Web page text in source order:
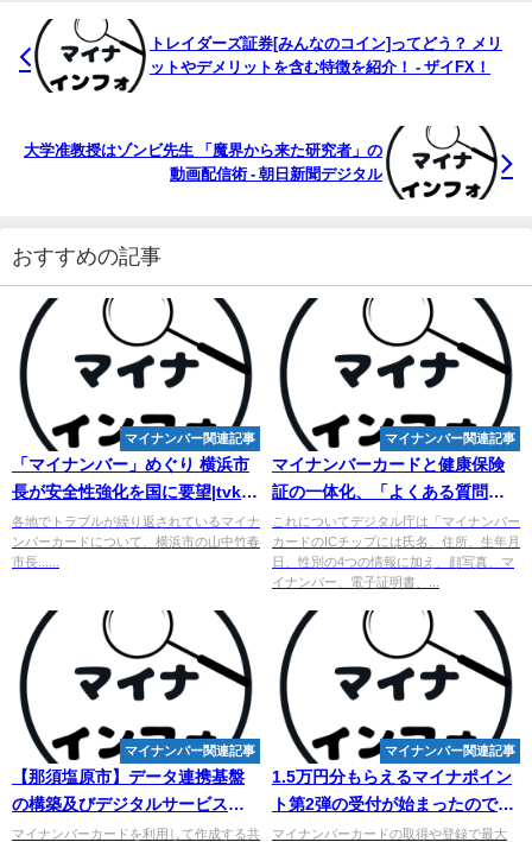
トレイダーズ証券[みんなのコイン]ってどう？ メリ
ットやデメリットを含む特徴を紹介！ - ザイFX！
大学准教授はゾンビ先生 「魔界から来た研究者」の
動画配信術 - 朝日新聞デジタル
おすすめの記事
マイナンバー関連記事
「マイナンバー 」めぐり 横浜市
長が安全性強化を国に要望|tvk
NEWS WALL
各地でトラブルが繰り返されているマイナ
ンバーカードについて、横浜市の山中竹春
市長......
マイナンバー関連記事
マイナンバーカードと健康保険
証の一体化、「よくある質問」
をデジタル庁が公開 - Yahoo!ニ
ュース
これについてデジタル庁は「マイナンバー
カードのICチップには氏名、住所、生年月
日、性別の4つの情報に加え、顔写真、マ
イナンバー、電子証明書、...
マイナンバー関連記事
【那須塩原市】データ連携基盤
の構築及びデジタルサービスと
の連携開始 - PR TIMES
マイナンバーカードを利用して作成する共
マイナンバー関連記事
1.5万円分もらえるマイナポイン
ト第2弾の受付が始まったのでさ
っそく申し込みしてみた
マイナンバーカードの取得や登録で最大